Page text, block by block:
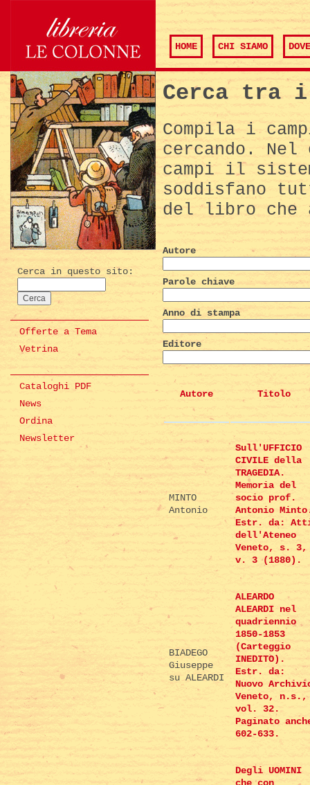
HOME CHI SIAMO
Cerca in questo sito:
Offerte a Tema
Vetrina
Cataloghi PDF
News
Ordina
Newsletter
Cerca tra
Compila i
cercando.
campi il
soddisfano
del libro che
Autore
Parole chiave
Anno di stampa
Editore
Autore Titolo
MINTO
Antonio
Sull'UFFICIO
CIVILE della
TRAGEDIA.
Memoria del
socio prof.
Antonio
Estr. da:
dell'Ateneo
Veneto, s. 3,
v. 3 (1880).
BIADEGO
Giuseppe
su ALEARDI
ALEARDO
ALEARDI nel
quadriennio
1850-1853
(Carteggio
INEDITO).
Estr. da:
Nuovo
Veneto, n.s.,
vol. 32.
Paginato
602-633.
Degli UOMINI